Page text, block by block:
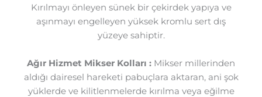
Kırılmayı önleyen sünek bir çekirdek yapıya ve
aşınmayı engelleyen yüksek kromlu sert dış
yüzeye sahiptir.
Ağır Hizmet Mikser Kolları : Mikser millerinden
aldığı dairesel hareketi pabuçlara aktaran, ani şok
yüklerde ve kilitlenmelerde kırılma veya eğilme